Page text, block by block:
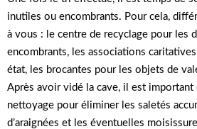
inutiles ou encombrants. Pour cela,
à vous : le centre de recyclage pour les
encombrants, les associations caritatives
état, les brocantes pour les objets de
Après avoir vidé la cave, il est important
nettoyage pour éliminer les saletés
d’araignées et les éventuelles